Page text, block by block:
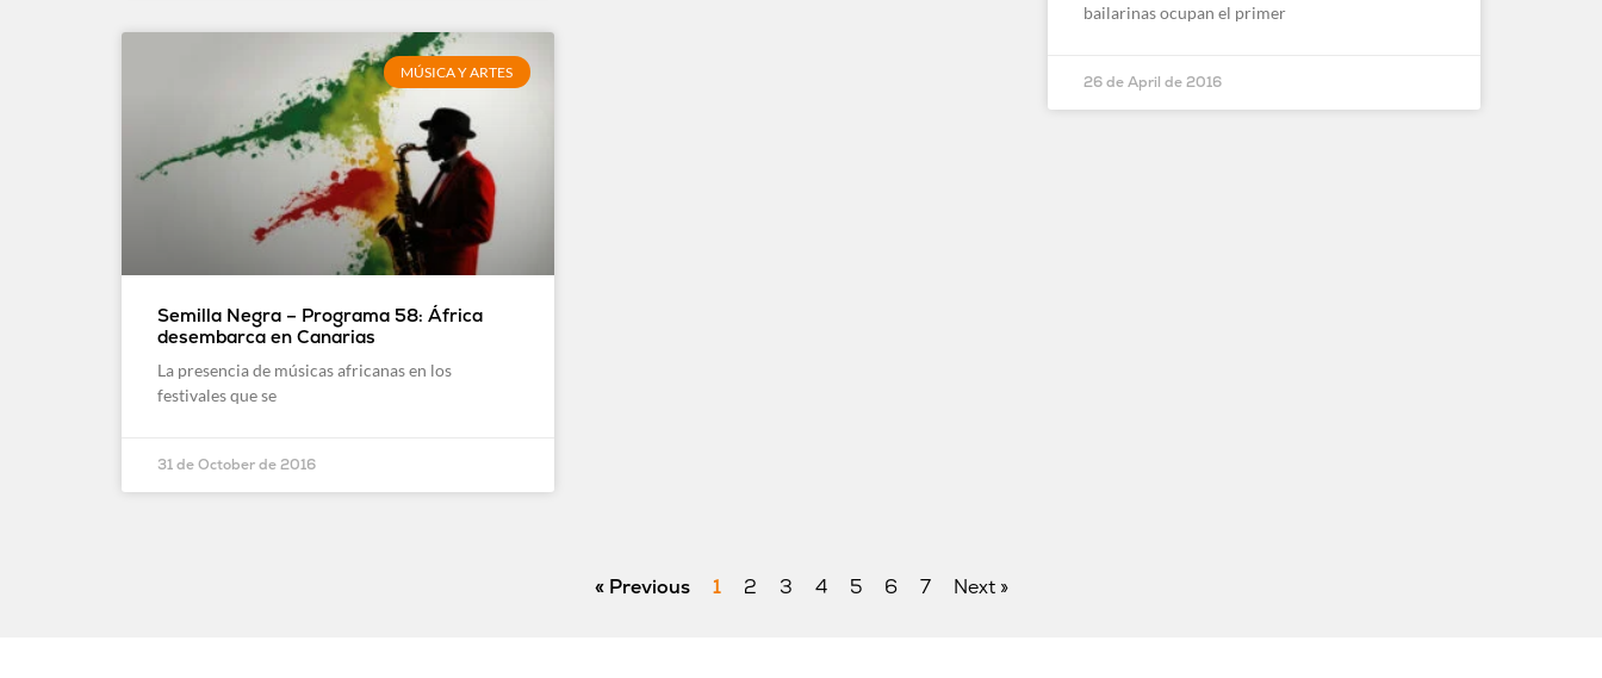
MÚSICA Y ARTES
Semilla Negra – Programa 58: África
desembarca en Canarias
La presencia de músicas africanas en los
festivales que se
31 de October de 2016
bailarinas ocupan el primer
26 de April de 2016
« Previous 1 2 3 4 5 6 7 Next »